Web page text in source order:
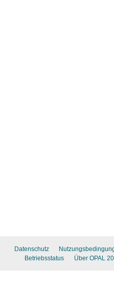
Datenschutz
Betriebsstatus
Über OPAL